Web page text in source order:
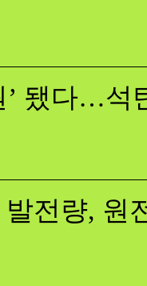
됐다…석
전량, 원